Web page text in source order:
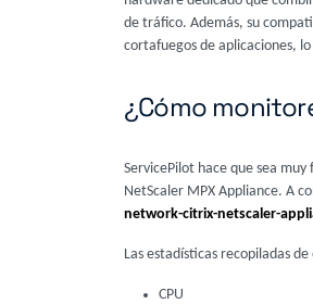
de tráfico. Además, su
cortafuegos de aplicaciones,
¿Cómo
ServicePilot hace que sea
NetScaler MPX Appliance. A
network-citrix-netscaler-
Las estadísticas recopiladas
CPU